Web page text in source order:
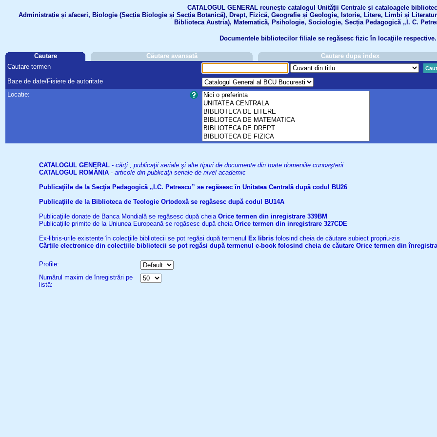
CATALOGUL GENERAL reuneşte catalogul Unității Centrale şi cataloagele
Administrație și afaceri, Biologie (Secția Biologie și Secția Botanică), Drept, Fizică, Geografie și Geologie, Istorie, Litere, Limbi și
Biblioteca Austria), Matematică, Psihologie, Sociologie, Secția Pedagogică „I. C.
Documentele bibliotecilor filiale se regăsesc fizic în locaţiile respective.
Cautare Căutare avansată
Cautare dupa index
Cautare termen
Baze de date/Fisiere de autoritate
Locatie:
CATALOGUL GENERAL - cărţi , publicaţii seriale şi alte tipuri de documente din toate domeniile cunoaşterii
CATALOGUL ROMÂNIA - articole din publicaţii seriale de nivel academic
Publicaţiile de la Secţia Pedagogică „I.C. Petrescu” se regăsesc în Unitatea Centrală după codul BU26
Publicaţiile de la Biblioteca de Teologie Ortodoxă se regăsesc după codul BU14A
Publicaţiile donate de Banca Mondială se regăsesc după cheia Orice termen din inregistrare 339BM
Publicaţiile primite de la Uniunea Europeană se regăsesc după cheia Orice termen din inregistrare 327CDE
Ex-libris-urile existente în colecţiile bibliotecii se pot regăsi după termenul Ex libris folosind cheia de căutare subiect propriu-zis
Cărţile electronice din colecţiile bibliotecii se pot regăsi după termenul e-book folosind cheia de căutare Orice termen din
Profile:
Numărul maxim de înregistrări pe
listă: